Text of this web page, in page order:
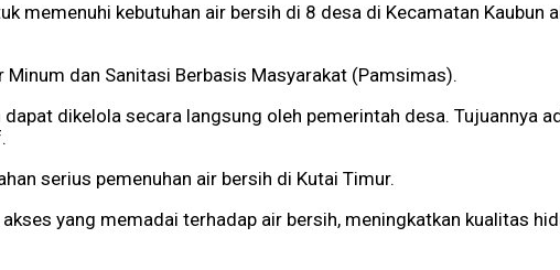
memenuhi kebutuhan air bersih di 8 desa di Kecamatan Kaubun
dan Sanitasi Berbasis Masyarakat (Pamsimas).
dikelola secara langsung oleh pemerintah desa. Tujuannya
serius pemenuhan air bersih di Kutai Timur.
yang memadai terhadap air bersih, meningkatkan kualitas